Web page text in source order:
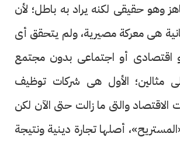
وهو حقيقى لكنه يراد به باطل؛ لأن
هى معركة مصيرية، ولم يتحقق أى
اقتصادى أو اجتماعى بدون مجتمع
مثالين؛ الأول هى شركات توظيف
الاقتصاد والتى ما زالت حتى الآن لكن
أصلها تجارة دينية ونتيجة